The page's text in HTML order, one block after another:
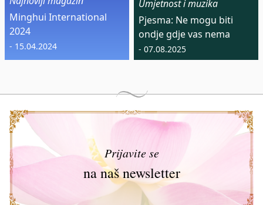
Minghui International
2024
- 15.04.2024
Umjetnost i muzika
Pjesma: Ne mogu biti
ondje gdje vas nema
- 07.08.2025
Prijavite se
na naš newsletter